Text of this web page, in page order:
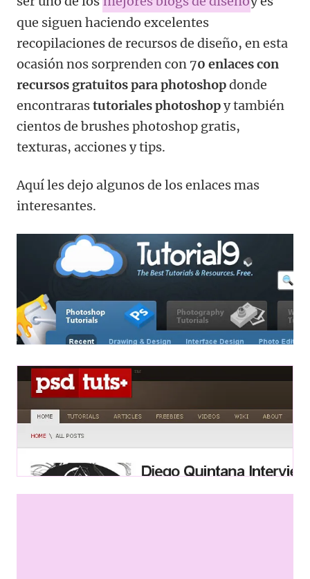
que siguen haciendo excelentes
recopilaciones de recursos de diseño, en esta
ocasión nos sorprenden con 70 enlaces con
recursos gratuitos para photoshopdonde
encontrarastutoriales photoshopy también
cientos de brushes photoshop gratis,
texturas, acciones y tips.
Aquí les dejo algunos de los enlaces mas
interesantes.